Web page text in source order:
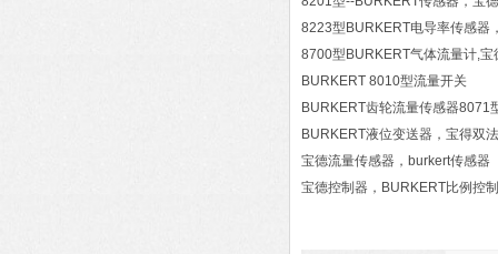
8223型BURKERT电导率传感器
8700型BURKERT气体流量计,
BURKERT 8010型流量开关
BURKERT齿轮流量传感器8071
BURKERT液位变送器，宝得双
宝德流量传感器，burkert传感器
宝德控制器，BURKERT比例控